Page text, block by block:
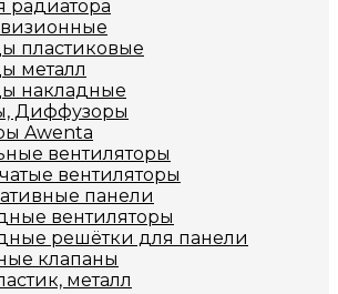
радиатора
пластиковые
металл
накладные
Диффузоры
Awenta
вентиляторы
вентиляторы
панели
вентиляторы
решётки для панели
клапаны
металл